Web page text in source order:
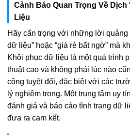
Cảnh Báo Quan Trọng Về
Liệu
Hãy cẩn trọng với những lời quảng
dữ liệu” hoặc “giá rẻ bất ngờ” mà
Khôi phục dữ liệu là một quá trình
thuật cao và không phải lúc nào
công tuyệt đối, đặc biệt với các
lý nghiêm trọng. Một trung tâm uy
đánh giá và báo cáo tình trạng dữ
đưa ra cam kết.